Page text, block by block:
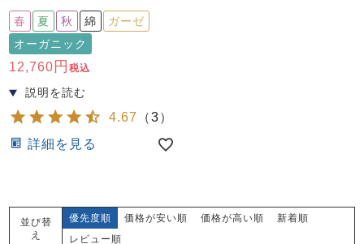
春 夏 秋 綿
ガーゼ
オーガニック
12,760 税込
4.67 （3）
詳細を見る
並び替
え
優先度順 価格が安い順 価格が高い順
新着順
レビュー順